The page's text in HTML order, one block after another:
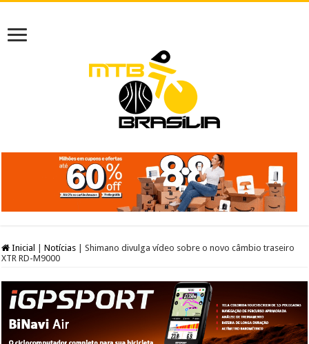
Inicial Notícias
Shimano divulga vídeo sobre o novo câmbio traseiro
XTR RD-M9000